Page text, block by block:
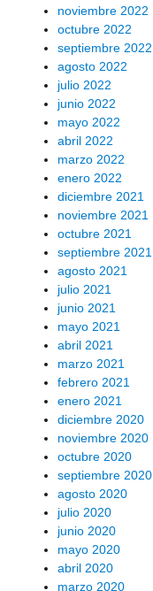
noviembre 2022
octubre 2022
septiembre 2022
agosto 2022
julio 2022
junio 2022
mayo 2022
abril 2022
marzo 2022
enero 2022
diciembre 2021
noviembre 2021
octubre 2021
septiembre 2021
agosto 2021
julio 2021
junio 2021
mayo 2021
abril 2021
marzo 2021
febrero 2021
enero 2021
diciembre 2020
noviembre 2020
octubre 2020
septiembre 2020
agosto 2020
julio 2020
junio 2020
mayo 2020
abril 2020
marzo 2020